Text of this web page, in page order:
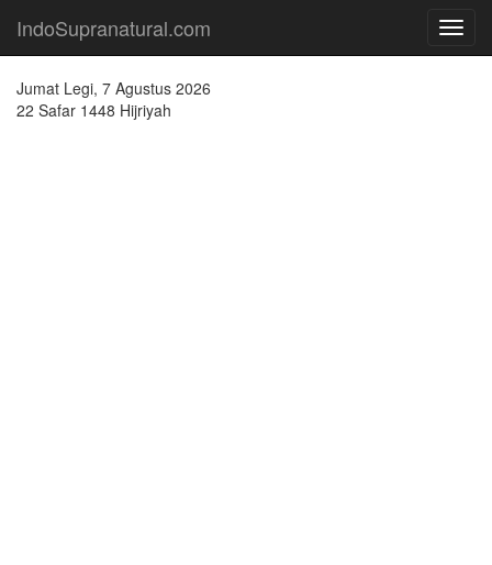
IndoSupranatural.com
Jumat Legi, 7 Agustus 2026
22 Safar 1448 Hijriyah